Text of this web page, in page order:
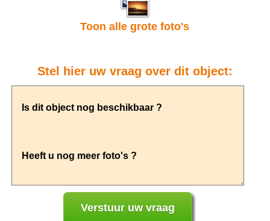
Toon alle grote foto's
Stel hier uw vraag over dit object: